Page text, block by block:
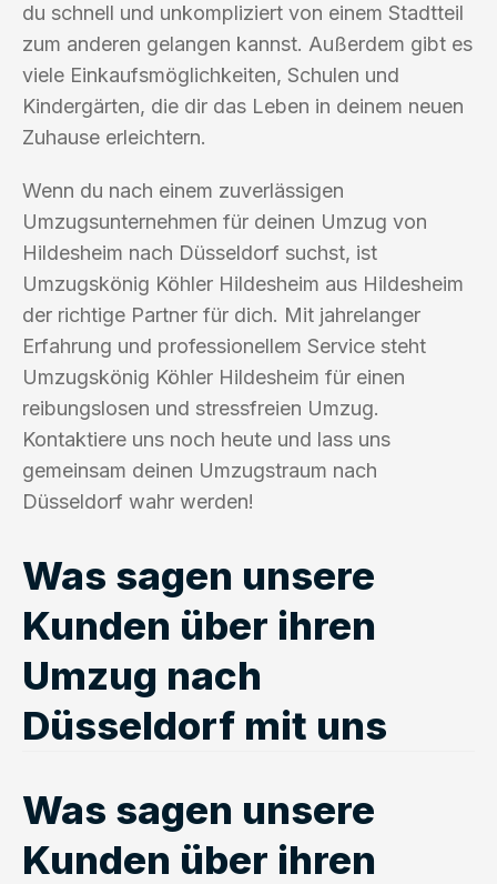
du schnell und unkompliziert von einem Stadtteil
zum anderen gelangen kannst. Außerdem gibt es
viele Einkaufsmöglichkeiten, Schulen und
Kindergärten, die dir das Leben in deinem neuen
Zuhause erleichtern.
Wenn du nach einem zuverlässigen
Umzugsunternehmen für deinen Umzug von
Hildesheim nach Düsseldorf suchst, ist
Umzugskönig Köhler Hildesheim aus Hildesheim
der richtige Partner für dich. Mit jahrelanger
Erfahrung und professionellem Service steht
Umzugskönig Köhler Hildesheim für einen
reibungslosen und stressfreien Umzug.
Kontaktiere uns noch heute und lass uns
gemeinsam deinen Umzugstraum nach
Düsseldorf wahr werden!
Was sagen unsere
Kunden über ihren
Umzug nach
Düsseldorf mit uns
Was sagen unsere
Kunden über ihren